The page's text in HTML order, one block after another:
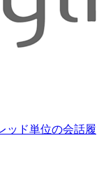
ッド単位の会話履